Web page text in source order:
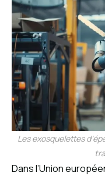
Les exosquelettes
Dans l’Union